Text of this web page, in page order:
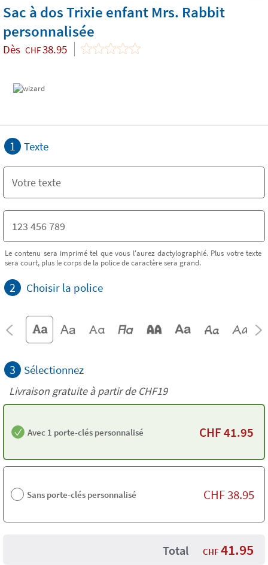
Sac à dos Trixie enfant Mrs. Rabbit
personnalisée
Dès CHF38.95
1 Texte
Le contenu sera imprimé tel que vous l'aurez dactylographié. Plus votre texte
sera court, plus le corps de la police de caractère sera grand.
2 Choisir la police
3 Sélectionnez
Livraison gratuite à partir de CHF19
Avec 1 porte-clés personnalisé CHF41.95
Sans porte-clés personnalisé CHF38.95
Total CHF41.95